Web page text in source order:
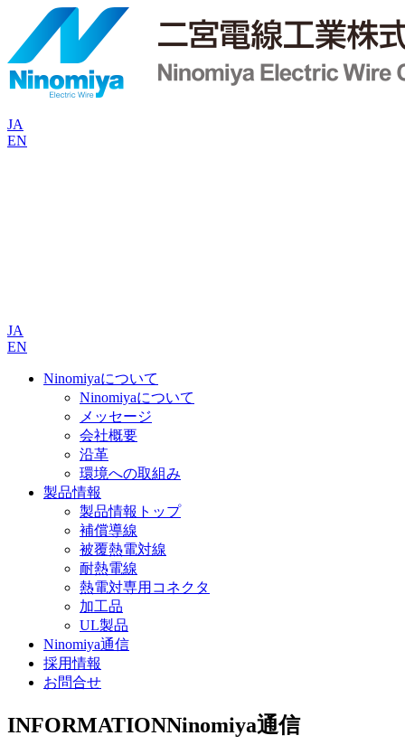
JA
EN
JA
EN
Ninomiyaについて
Ninomiyaについて
メッセージ
会社概要
沿革
環境への取組み
製品情報
製品情報トップ
補償導線
被覆熱電対線
耐熱電線
熱電対専用コネクタ
加工品
UL製品
Ninomiya通信
採用情報
お問合せ
INFORMATIONNinomiya通信